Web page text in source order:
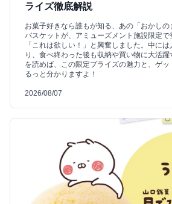
ライズ徹底解説
お菓子好きなら誰もが知る、あの「おかしの
バスケットが、アミューズメント施設限定
「これは欲しい！」と興奮しました。中に
り、食べ終わった後も収納や買い物に大活
を読めば、この限定プライズの魅力と、ゲッ
るっと分かりますよ！
2026/08/07